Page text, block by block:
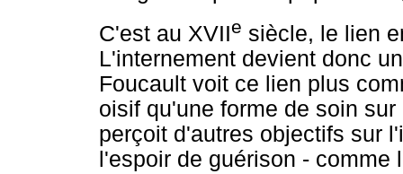
C'est au XVIIe siècle, le lien
L'internement devient donc
Foucault voit ce lien plus
oisif qu'une forme de soin
perçoit d'autres objectifs sur
l'espoir de guérison -